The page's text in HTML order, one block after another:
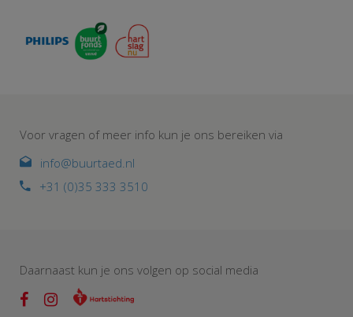
Voor vragen of meer info kun je ons bereiken via
info@buurtaed.nl
+31 (0)35 333 3510
Daarnaast kun je ons volgen op social media